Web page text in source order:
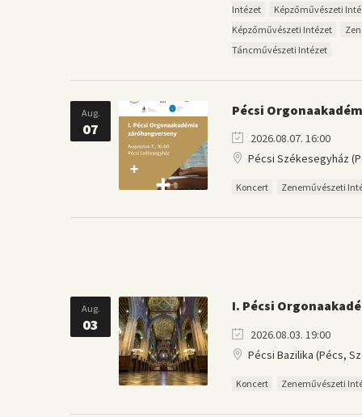
Intézet
Képzőművészeti
Képzőművészeti Intézet
Táncművészeti Intézet
Aug.
07
Pécsi
2026.08.07. 16:00
Pécsi Székesegyház
Koncert Zeneművészeti
Aug.
03
I. Pécsi
2026.08.03. 19:00
Pécsi Bazilika (Pécs,
Koncert Zeneművészeti